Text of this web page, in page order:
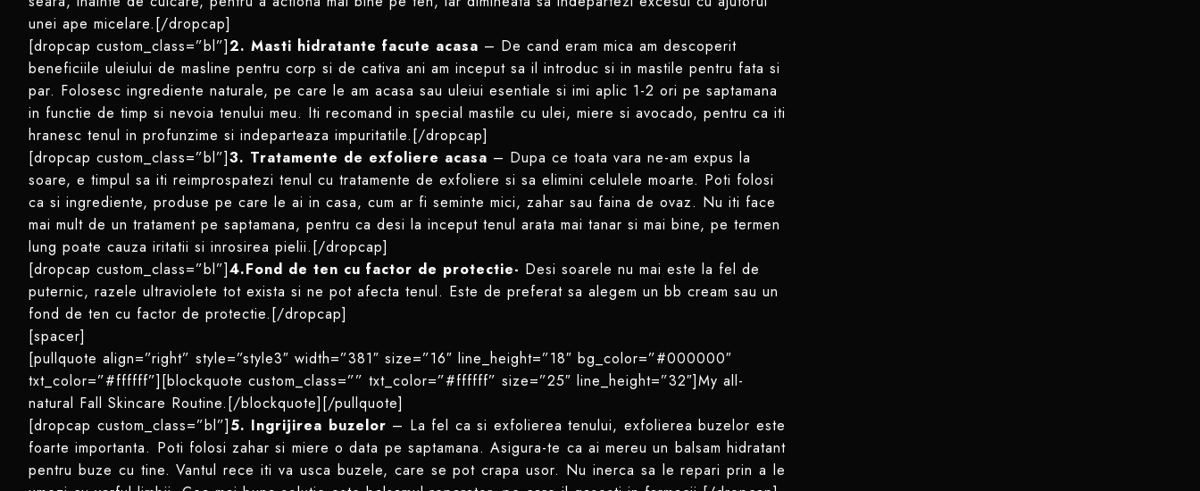
unei ape micelare.[/dropcap]
[dropcap custom_class=”bl”]2. Masti hidratante facute acasa – De cand eram mica am descoperit
beneficiile uleiului de masline pentru corp si de cativa ani am inceput sa il introduc si in mastile pentru fata si
par. Folosesc ingrediente naturale, pe care le am acasa sau uleiui esentiale si imi aplic 1-2 ori pe saptamana
in functie de timp si nevoia tenului meu. Iti recomand in special mastile cu ulei, miere si avocado, pentru ca iti
hranesc tenul in profunzime si indeparteaza impuritatile.[/dropcap]
[dropcap custom_class=”bl”]3. Tratamente de exfoliere acasa – Dupa ce toata vara ne-am expus la
soare, e timpul sa iti reimprospatezi tenul cu tratamente de exfoliere si sa elimini celulele moarte. Poti folosi
ca si ingrediente, produse pe care le ai in casa, cum ar fi seminte mici, zahar sau faina de ovaz. Nu iti face
mai mult de un tratament pe saptamana, pentru ca desi la inceput tenul arata mai tanar si mai bine, pe termen
lung poate cauza iritatii si inrosirea pielii.[/dropcap]
[dropcap custom_class=”bl”]4.Fond de ten cu factor de protectie- Desi soarele nu mai este la fel de
puternic, razele ultraviolete tot exista si ne pot afecta tenul. Este de preferat sa alegem un bb cream sau un
fond de ten cu factor de protectie.[/dropcap]
[spacer]
[pullquote align=”right” style=”style3″ width=”381″ size=”16″ line_height=”18″ bg_color=”#000000″
txt_color=”#ffffff”][blockquote custom_class=”” txt_color=”#ffffff” size=”25″ line_height=”32″]My all-
natural Fall Skincare Routine.[/blockquote][/pullquote]
[dropcap custom_class=”bl”]5. Ingrijirea buzelor – La fel ca si exfolierea tenului, exfolierea buzelor este
foarte importanta. Poti folosi zahar si miere o data pe saptamana. Asigura-te ca ai mereu un balsam hidratant
pentru buze cu tine. Vantul rece iti va usca buzele, care se pot crapa usor. Nu inerca sa le repari prin a le